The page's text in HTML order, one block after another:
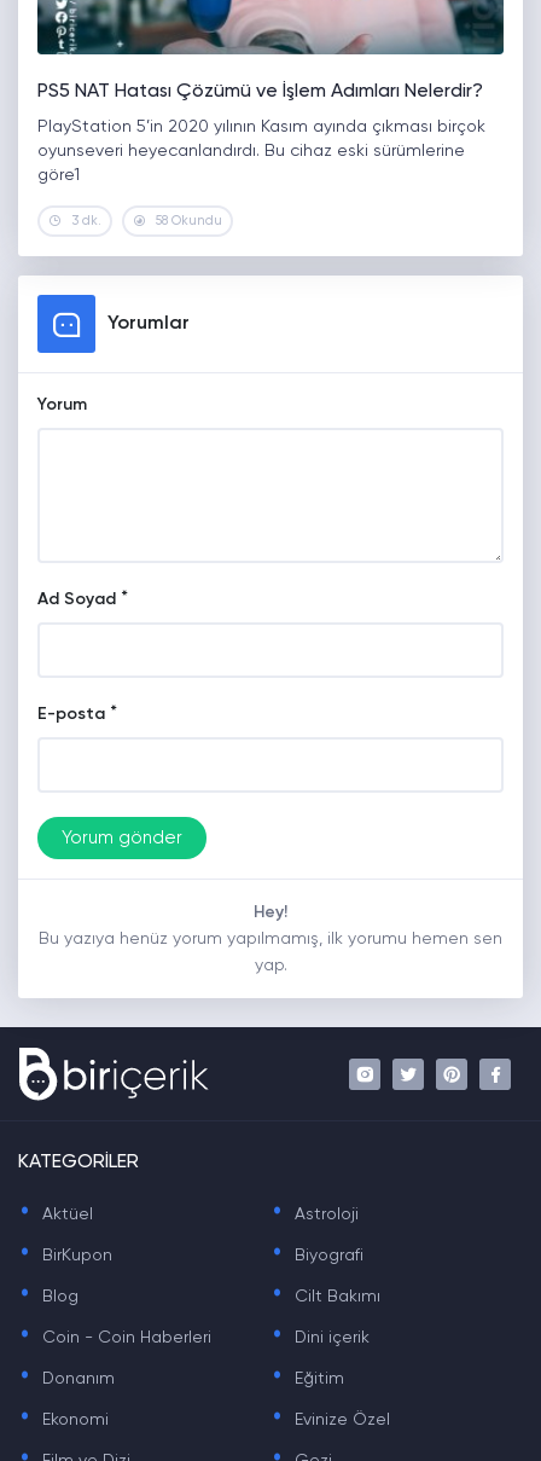
PS5 NAT Hatası Çözümü ve İşlem Adımları Nelerdir?
PlayStation 5’in 2020 yılının Kasım ayında çıkması birçok
oyunseveri heyecanlandırdı. Bu cihaz eski sürümlerine
göre1
3 dk. 58 Okundu
Yorumlar
Yorum
Ad Soyad *
E-posta *
Hey!
Bu yazıya henüz yorum yapılmamış, ilk yorumu hemen sen
yap.
KATEGORİLER
. Aktüel . Astroloji
. BirKupon . Biyografi
. Blog . Cilt Bakımı
. Coin - Coin Haberleri . Dini içerik
. Donanım . Eğitim
. Ekonomi . Evinize Özel
. .